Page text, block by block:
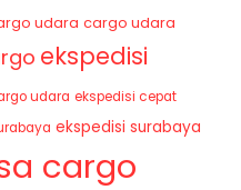
udara cargo udara
ekspedisi
udara ekspedisi cepat
ekspedisi surabaya
cargo